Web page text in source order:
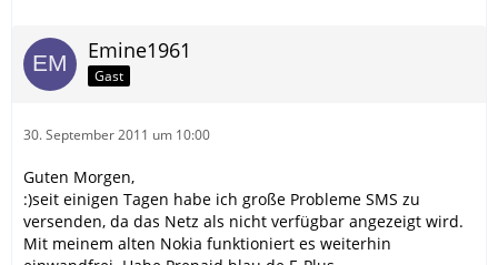
Emine1961
Gast
30. September 2011 um 10:00
Guten Morgen,
:)seit einigen Tagen habe ich große Probleme SMS zu
versenden, da das Netz als nicht verfügbar angezeigt wird.
Mit meinem alten Nokia funktioniert es weiterhin